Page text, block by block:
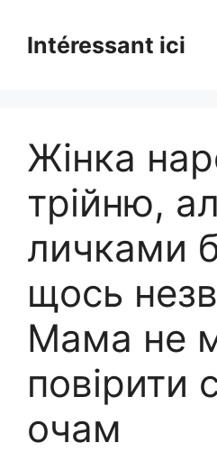
contentIntéressant ici
Жінка
трійню,
личками
щось
Мама не
повірити
очам